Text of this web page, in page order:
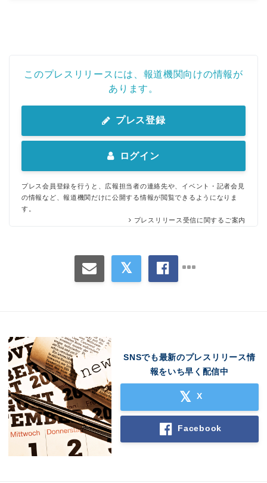
このプレスリリースには、報道機関向けの情報が
あります。
プレス登録
ログイン
プレス会員登録を行うと、広報担当者の連絡先や、イベント・記者会見
の情報など、報道機関だけに公開する情報が閲覧できるようになりま
す。
プレスリリース受信に関するご案内
SNSでも最新のプレスリリース情
報をいち早く配信中
X
Facebook